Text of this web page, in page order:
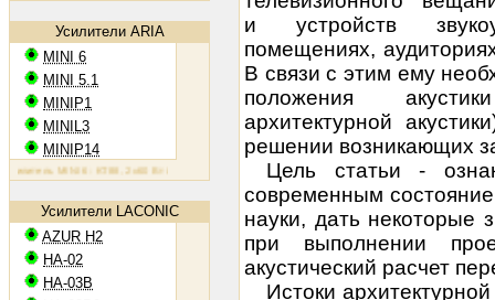
Усилители ARIA
MINI 6
MINI 5.1
MINIP1
MINIL3
MINIP14
MINI 6: KT88, 2х60 ВтЛамповый усилитель MINIP1: 6AQ5, 2х10 ВтЛамповый усилитель
Усилители LACONIC
AZUR H2
HA-02
HA-03B
и устройств
помещениях,
В связи с этим ему
положения
архитектурной
решении возникающих
Цель статьи -
современным
науки, дать некоторые
при выполнении
акустический расчет
Истоки